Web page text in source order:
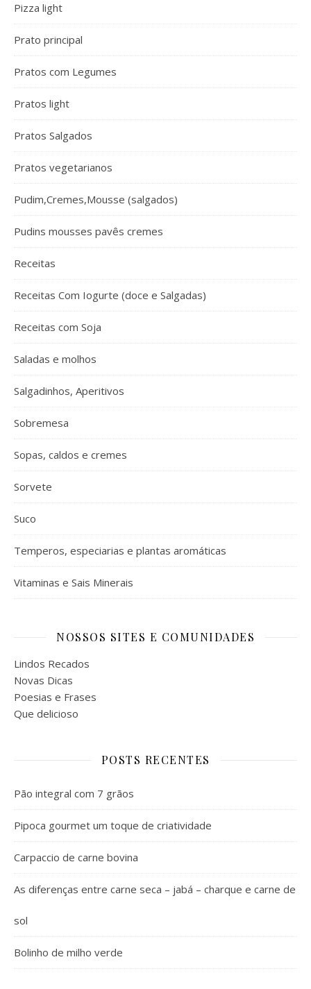
Pizza light
Prato principal
Pratos com Legumes
Pratos light
Pratos Salgados
Pratos vegetarianos
Pudim,Cremes,Mousse (salgados)
Pudins mousses pavês cremes
Receitas
Receitas Com Iogurte (doce e Salgadas)
Receitas com Soja
Saladas e molhos
Salgadinhos, Aperitivos
Sobremesa
Sopas, caldos e cremes
Sorvete
Suco
Temperos, especiarias e plantas aromáticas
Vitaminas e Sais Minerais
NOSSOS SITES E COMUNIDADES
Lindos Recados
Novas Dicas
Poesias e Frases
Que delicioso
POSTS RECENTES
Pão integral com 7 grãos
Pipoca gourmet um toque de criatividade
Carpaccio de carne bovina
As diferenças entre carne seca – jabá – charque e carne de
sol
Bolinho de milho verde